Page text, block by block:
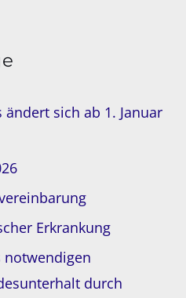
sich ab 1. Januar
Erkrankung
notwendigen
durch